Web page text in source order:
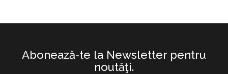
Abonează-te la Newsletter pentru
noutăţi.